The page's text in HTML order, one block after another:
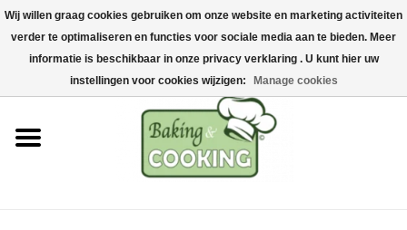
Home
Bak-& kookgerei
Machines & onderdelen
Chocolade & ijsbereiding
Wij willen graag cookies gebruiken om onze website en marketing activiteiten
verder te optimaliseren en functies voor sociale media aan te bieden. Meer
informatie is beschikbaar in onze privacy verklaring . U kunt hier uw
instellingen voor cookies wijzigen:
Manage cookies